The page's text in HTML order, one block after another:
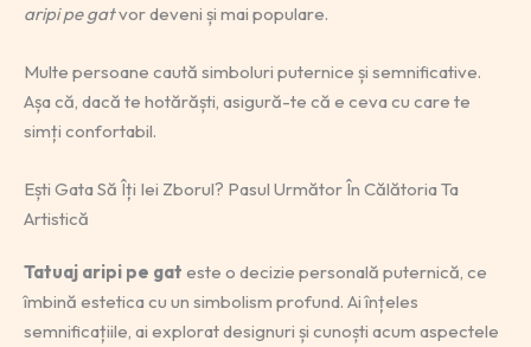
aripi pe gatvor deveni și mai populare.
Multe persoane caută simboluri puternice și semnificative.
Așa că, dacă te hotărăști, asigură-te că e ceva cu care te
simți confortabil.
Ești Gata Să Îți Iei Zborul? Pasul Următor În Călătoria Ta
Artistică
Tatuaj aripi pe gat este o decizie personală puternică, ce
îmbină estetica cu un simbolism profund. Ai înțeles
semnificațiile, ai explorat designuri și cunoști acum aspectele